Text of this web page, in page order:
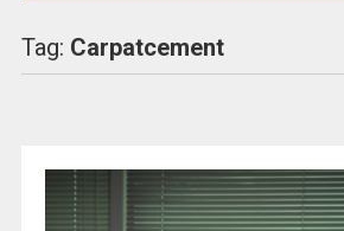
Tag: Carpatcement